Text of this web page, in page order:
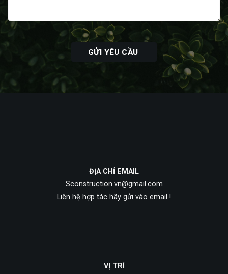
ĐỊA CHỈ EMAIL
Sconstruction.vn@gmail.com
Liên hệ hợp tác hãy gửi vào email !
VỊ TRÍ